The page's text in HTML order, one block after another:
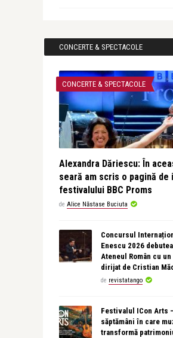
CONCERTE & SPECTACOLE
CONCERTE & SPECTACOLE
Alexandra Dăriescu: În
seară am scris o pagină
festivalului BBC Proms
de Alice Năstase Buciuta
Concursul
Enescu 2026
Ateneul Român cu
dirijat de Cristian
de revistatango
Festivalul ICon Arts
săptămâni în care
transformă